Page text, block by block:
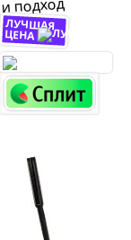
ЛУЧШАЯ
ЦЕНА